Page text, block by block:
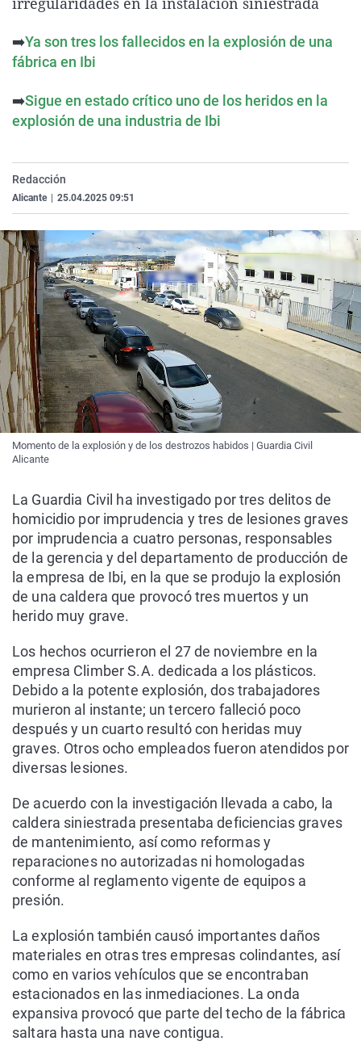
La rosa de los vientos
Gente viajera
Caso
Retornados
Operación Viuda
Extremadura
Galicia
Navarra
Virales
Televisión
➡️Ya son tres los fallecidos en la explosión de una
fábrica en Ibi
➡️Sigue en estado crítico uno de los heridos en la
explosión de una industria de Ibi
Redacción
Alicante 25.04.2025 09:51
Momento de la explosión y de los destrozos habidos | Guardia Civil
Alicante
La Guardia Civil ha investigado por tres delitos de
homicidio por imprudencia y tres de lesiones graves
por imprudencia a cuatro personas, responsables
de la gerencia y del departamento de producción de
la empresa de Ibi, en la que se produjo la explosión
de una caldera que provocó tres muertos y un
herido muy grave.
Los hechos ocurrieron el 27 de noviembre en la
empresa Climber S.A. dedicada a los plásticos.
Debido a la potente explosión, dos trabajadores
murieron al instante; un tercero falleció poco
después y un cuarto resultó con heridas muy
graves. Otros ocho empleados fueron atendidos por
diversas lesiones.
De acuerdo con la investigación llevada a cabo, la
caldera siniestrada presentaba deficiencias graves
de mantenimiento, así como reformas y
reparaciones no autorizadas ni homologadas
conforme al reglamento vigente de equipos a
presión.
La explosión también causó importantes daños
materiales en otras tres empresas colindantes, así
como en varios vehículos que se encontraban
estacionados en las inmediaciones. La onda
expansiva provocó que parte del techo de la fábrica
saltara hasta una nave contigua.